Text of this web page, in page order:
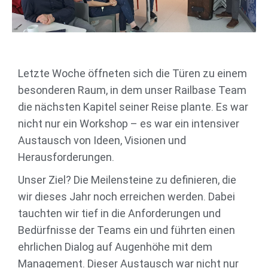
Letzte Woche öffneten sich die Türen zu einem
besonderen Raum, in dem unser Railbase Team
die nächsten Kapitel seiner Reise plante. Es war
nicht nur ein Workshop – es war ein intensiver
Austausch von Ideen, Visionen und
Herausforderungen.
Unser Ziel? Die Meilensteine zu definieren, die
wir dieses Jahr noch erreichen werden. Dabei
tauchten wir tief in die Anforderungen und
Bedürfnisse der Teams ein und führten einen
ehrlichen Dialog auf Augenhöhe mit dem
Management. Dieser Austausch war nicht nur